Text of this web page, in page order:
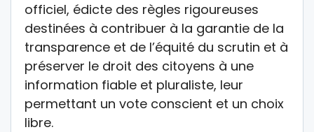
officiel, édicte des règles rigoureuses
destinées à contribuer à la garantie de la
transparence et de l’équité du scrutin et à
préserver le droit des citoyens à une
information fiable et pluraliste, leur
permettant un vote conscient et un choix
libre.